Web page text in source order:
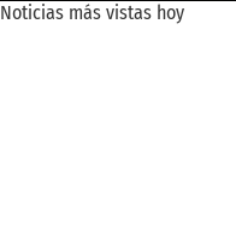
Noticias más vistas hoy